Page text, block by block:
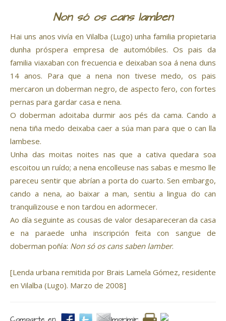
Non só os cans lamben
Hai uns anos vivía en Vilalba (Lugo) unha familia propietaria
dunha próspera empresa de automóbiles. Os pais da
familia viaxaban con frecuencia e deixaban soa á nena duns
14 anos. Para que a nena non tivese medo, os pais
mercaron un doberman negro, de aspecto fero, con fortes
pernas para gardar casa e nena.
O doberman adoitaba durmir aos pés da cama. Cando a
nena tiña medo deixaba caer a súa man para que o can lla
lambese.
Unha das moitas noites nas que a cativa quedara soa
escoitou un ruído; a nena encolleuse nas sabas e mesmo lle
pareceu sentir que abrían a porta do cuarto. Sen embargo,
cando a nena, ao baixar a man, sentiu a lingua do can
tranquilizouse e non tardou en adormecer.
Ao día seguinte as cousas de valor desapareceran da casa
e na paraede unha inscripción feita con sangue de
doberman poñía: Non só os cans saben lamber.
[Lenda urbana remitida por Brais Lamela Gómez, residente
en Vilalba (Lugo). Marzo de 2008]